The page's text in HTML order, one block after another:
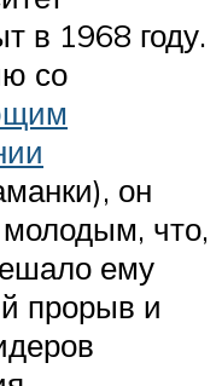
в 1968 году.
со
он
молодым, что,
ему
прорыв и